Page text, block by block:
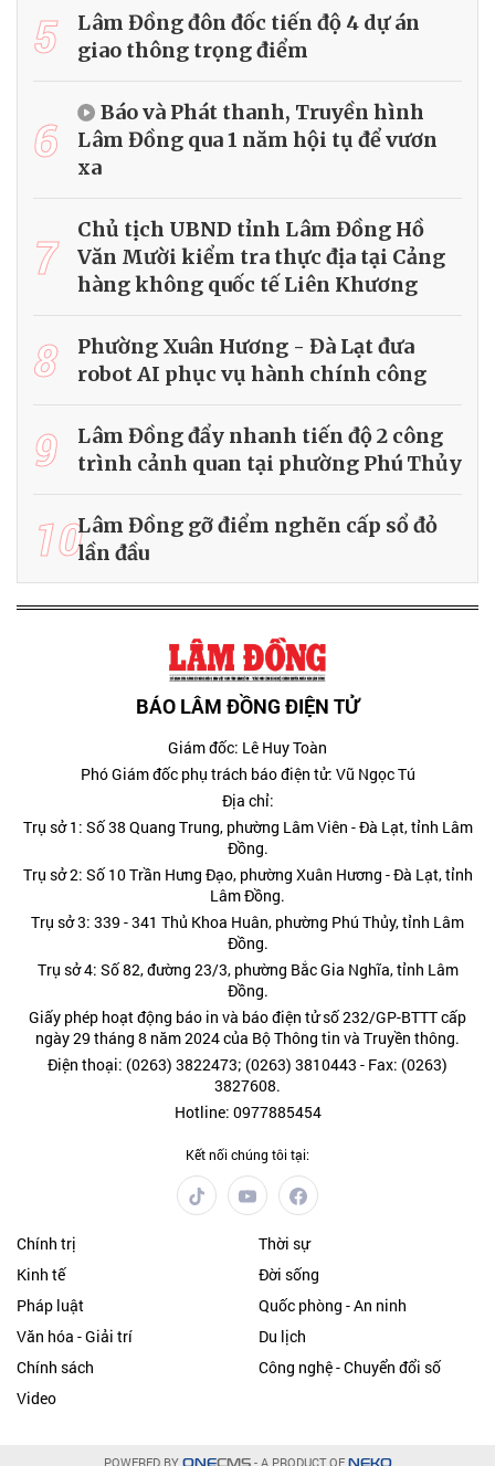
5
Lâm Đồng đôn đốc tiến độ 4 dự án
giao thông trọng điểm
6
Báo và Phát thanh, Truyền hình
Lâm Đồng qua 1 năm hội tụ để vươn
xa
7
Chủ tịch UBND tỉnh Lâm Đồng Hồ
Văn Mười kiểm tra thực địa tại Cảng
hàng không quốc tế Liên Khương
8
Phường Xuân Hương - Đà Lạt đưa
robot AI phục vụ hành chính công
9
Lâm Đồng đẩy nhanh tiến độ 2 công
trình cảnh quan tại phường Phú Thủy
10Lâm Đồng gỡ điểm nghẽn cấp sổ đỏ
lần đầu
BÁO LÂM ĐỒNG ĐIỆN TỬ
Giám đốc: Lê Huy Toàn
Phó Giám đốc phụ trách báo điện tử: Vũ Ngọc Tú
Địa chỉ:
Trụ sở 1: Số 38 Quang Trung, phường Lâm Viên - Đà Lạt, tỉnh Lâm
Đồng.
Trụ sở 2: Số 10 Trần Hưng Đạo, phường Xuân Hương - Đà Lạt, tỉnh
Lâm Đồng.
Trụ sở 3: 339 - 341 Thủ Khoa Huân, phường Phú Thủy, tỉnh Lâm
Đồng.
Trụ sở 4: Số 82, đường 23/3, phường Bắc Gia Nghĩa, tỉnh Lâm
Đồng.
Giấy phép hoạt động báo in và báo điện tử số 232/GP-BTTT cấp
ngày 29 tháng 8 năm 2024 của Bộ Thông tin và Truyền thông.
Điện thoại: (0263) 3822473; (0263) 3810443 - Fax: (0263)
3827608.
Hotline: 0977885454
Kết nối chúng tôi tại:
Chính trị
Thời sự
Kinh tế
Đời sống
Pháp luật
Quốc phòng - An ninh
Văn hóa - Giải trí
Du lịch
Chính sách
Công nghệ - Chuyển đổi số
Video
POWERED BY - A PRODUCT OF